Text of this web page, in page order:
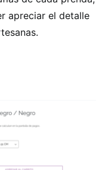
apreciar el detalle